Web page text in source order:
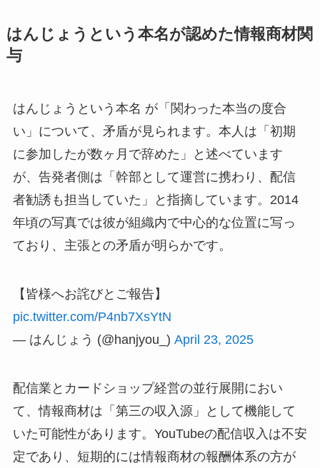
はんじょうという本名が認めた情報商材関
与
はんじょうという本名 が「関わった本当の度合
い」について、矛盾が見られます。本人は「初期
に参加したが数ヶ月で辞めた」と述べています
が、告発者側は「幹部として運営に携わり、配信
者勧誘も担当していた」と指摘しています。2014
年頃の写真では彼が組織内で中心的な位置に写っ
ており、主張との矛盾が明らかです。
【皆様へお詫びとご報告】
pic.twitter.com/P4nb7XsYtN
— はんじょう (@hanjyou_) April 23, 2025
配信業とカードショップ経営の並行展開におい
て、情報商材は「第三の収入源」として機能して
いた可能性があります。YouTubeの配信収入は不安
定であり、短期的には情報商材の報酬体系の方が